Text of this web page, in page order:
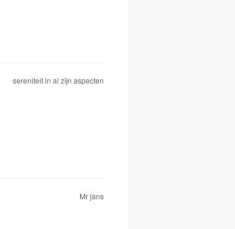
sereniteit in al zijn aspecten
Mr jans